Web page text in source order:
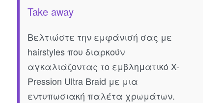
Take away
Βελτιώστε την εμφάνισή σας με
hairstyles που διαρκούν
αγκαλιάζοντας το εμβληματικό X-
Pression Ultra Braid με μια
εντυπωσιακή παλέτα χρωμάτων.